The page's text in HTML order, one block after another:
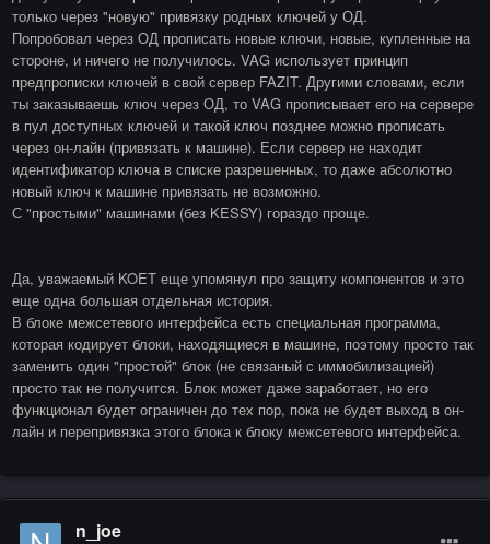
только через "новую" привязку родных ключей у ОД.
Попробовал через ОД прописать новые ключи, новые, купленные на
стороне, и ничего не получилось. VAG использует принцип
предпрописки ключей в свой сервер FAZIT. Другими словами, если
ты заказываешь ключ через ОД, то VAG прописывает его на сервере
в пул доступных ключей и такой ключ позднее можно прописать
через он-лайн (привязать к машине). Если сервер не находит
идентификатор ключа в списке разрешенных, то даже абсолютно
новый ключ к машине привязать не возможно.
С "простыми" машинами (без KESSY) гораздо проще.
Да, уважаемый KOET еще упомянул про защиту компонентов и это
еще одна большая отдельная история.
В блоке межсетевого интерфейса есть специальная программа,
которая кодирует блоки, находящиеся в машине, поэтому просто так
заменить один "простой" блок (не связаный с иммобилизацией)
просто так не получится. Блок может даже заработает, но его
функционал будет ограничен до тех пор, пока не будет выход в он-
лайн и перепривязка этого блока к блоку межсетевого интерфейса.
n_joe